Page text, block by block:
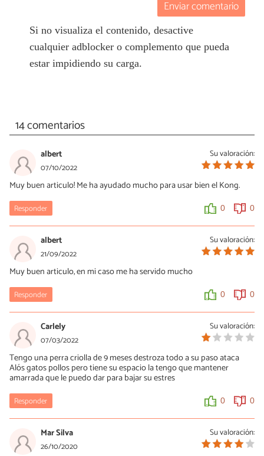
Enviar comentario
Si no visualiza el contenido, desactive
cualquier adblocker o complemento que pueda
estar impidiendo su carga.
14 comentarios
Su valoración:
albert
07/10/2022
Muy buen articulo! Me ha ayudado mucho para usar bien el Kong.
Responder 0 0
Su valoración:
albert
21/09/2022
Muy buen articulo, en mi caso me ha servido mucho
Responder 0 0
Su valoración:
Carlely
07/03/2022
Tengo una perra criolla de 9 meses destroza todo a su paso ataca
Alós gatos pollos pero tiene su espacio la tengo que mantener
amarrada que le puedo dar para bajar su estres
Responder 0 0
Su valoración:
Mar Silva
26/10/2020